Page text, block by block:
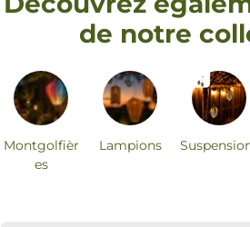
de notre
Montgolfièr
es
Lampions